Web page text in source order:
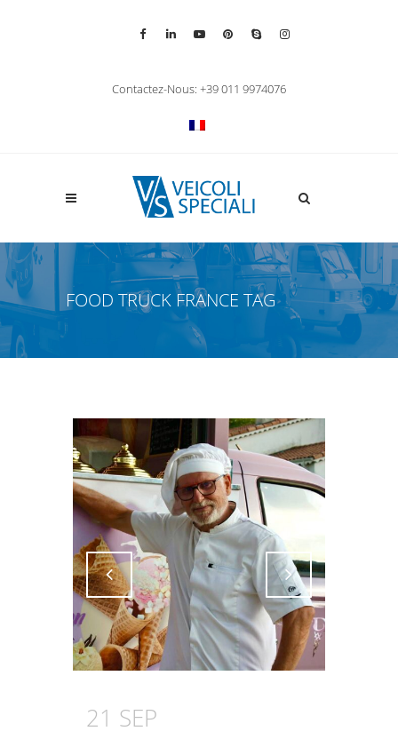
Contactez-Nous: +39 011 9974076
Apri la ricerca
FOOD TRUCK FRANCE TAG
Attiva comando Attiva comando
21 SEP